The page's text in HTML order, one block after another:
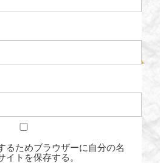
るためブラウザーに自分の名
トを保存する。